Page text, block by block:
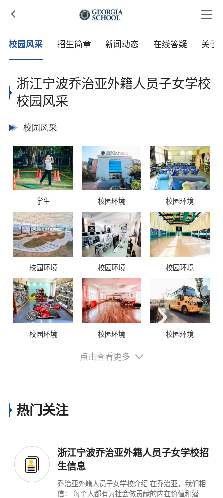

校园风采 招生简章 新闻动态 在线答疑 关于
浙江宁波乔治亚外籍人员子女学校
校园风采
校园风采
学生 校园环境 校园环境
校园环境 校园环境 校园环境
校园环境 校园环境 校园环境
点击查看更多
热门关注
浙江宁波乔治亚外籍人员子女学校招
生信息
乔治亚外籍人员子女学校介绍 在乔治亚，我们相
信： 每个人都有为社会做贡献的内在价值和潜力